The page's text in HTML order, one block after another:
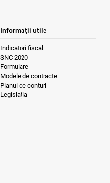
Informaţii utile
Indicatori fiscali
SNC 2020
Formulare
Modele de contracte
Planul de conturi
Legislația